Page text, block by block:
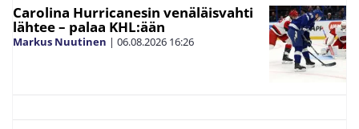
Carolina Hurricanesin venäläisvahti
lähtee – palaa KHL:ään
Markus Nuutinen | 06.08.2026 16:26